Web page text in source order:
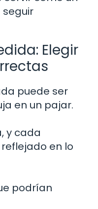
Elegir
puede ser
en un pajar.
y cada
en lo
podrían